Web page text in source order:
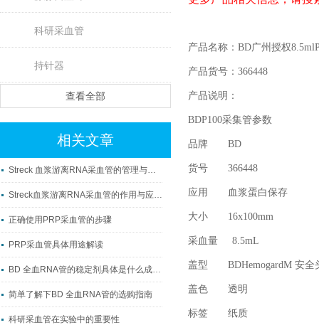
科研采血管
持针器
查看全部
相关文章
Streck 血浆游离RNA采血管的管理与使用
Streck血浆游离RNA采血管的作用与应用科普
正确使用PRP采血管的步骤
PRP采血管具体用途解读
BD 全血RNA管的稳定剂具体是什么成分？
简单了解下BD 全血RNA管的选购指南
科研采血管在实验中的重要性
产品名称：BD广州授权
产品货号：366448
产品说明：
BDP100采集管参数
品牌 BD
货号 366448
应用 血浆蛋白保存
大小 16x100mm
采血量 8.5mL
盖型 BDHemogardM 安全
盖色 透明
标签 纸质